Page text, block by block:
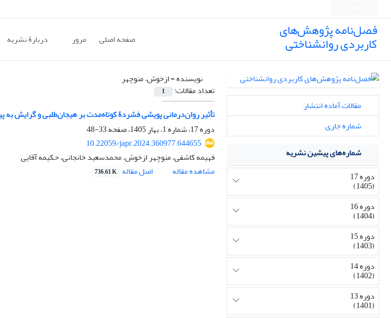
فصل‌نامه پژوهش‌های
کاربردی روانشناختی صفحه اصلی مرور دربارۀ نشریه
نویسنده =ازخوش، منوچهر
تعداد مقالات:
1
تأثیر روان‌درمانی پویشی فشردۀ کوتاه‌مدت بر هیجان‌طلبی و گرایش به
دوره 17، شماره 1، بهار 1405، صفحه
33-48
10.22059/japr.2024.360977.644655
فهیمه کاشفی، منوچهر ازخوش، محمدسعید خانجانی، حکیمه آقایی
مشاهده مقاله
اصل مقاله 736.61 K
مقالات آماده انتشار
شماره جاری
شماره‌های پیشین نشریه
دوره 17
(1405)
دوره 16
(1404)
دوره 15
(1403)
دوره 14
(1402)
دوره 13
(1401)